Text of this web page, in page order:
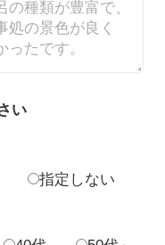
い
指定しない